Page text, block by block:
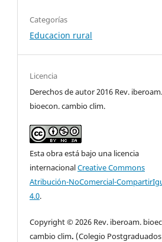
Categorías
Educacion rural
Licencia
Derechos de autor 2016 Rev. iberoam.
bioecon. cambio clim.
Esta obra está bajo una licencia
internacionalCreative Commons
Atribución-NoComercial-
4.0.
Copyright © 2026 Rev. iberoam.
cambio clim. (Colegio